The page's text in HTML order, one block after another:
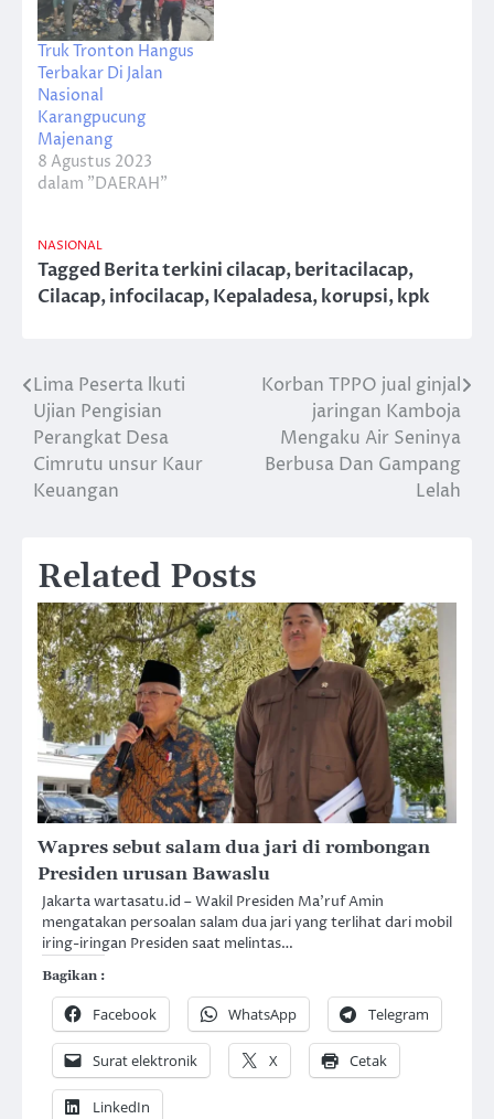
Truk Tronton Hangus
Terbakar Di Jalan
Nasional
Karangpucung
Majenang
8 Agustus 2023
dalam "DAERAH"
NASIONAL
TaggedBerita terkini cilacap,beritacilacap,
Cilacap,infocilacap,Kepaladesa,korupsi,kpk
Navigasi
pos
Lima Peserta lkuti
Ujian Pengisian
Perangkat Desa
Cimrutu unsur Kaur
Keuangan
Korban TPPO jual ginjal
jaringan Kamboja
Mengaku Air Seninya
Berbusa Dan Gampang
Lelah
Related Posts
Wapres sebut salam dua jari di rombongan
Presiden urusan Bawaslu
Jakarta wartasatu.id – Wakil Presiden Ma’ruf Amin
mengatakan persoalan salam dua jari yang terlihat dari mobil
iring-iringan Presiden saat melintas…
Bagikan :
Facebook WhatsApp Telegram
Surat elektronik X Cetak
LinkedIn